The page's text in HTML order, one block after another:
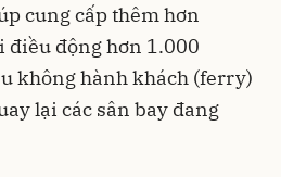
cung cấp thêm hơn
điều động hơn 1.000
không hành khách (ferry)
lại các sân bay đang